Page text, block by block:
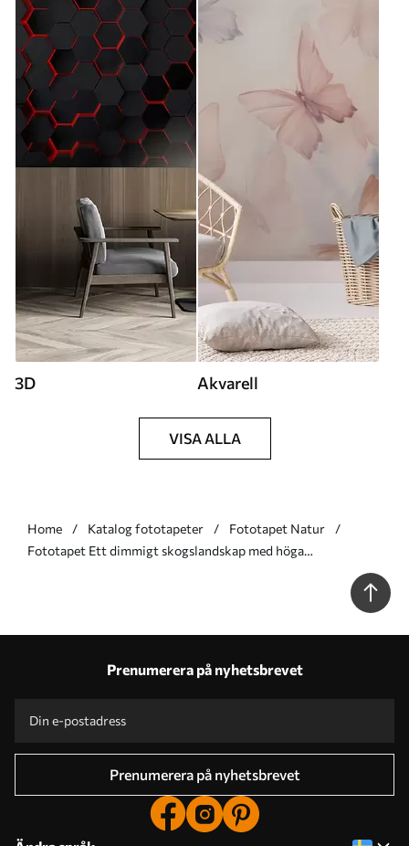
3D Akvarell
VISA ALLA
Home Katalog fototapeter
Fototapet Natur
Fototapet Ett dimmigt skogslandskap med höga
eukalyptusträd och böljande kullar under en molnig himmel,
Prenumerera på nyhetsbrevet
Prenumerera på nyhetsbrevet